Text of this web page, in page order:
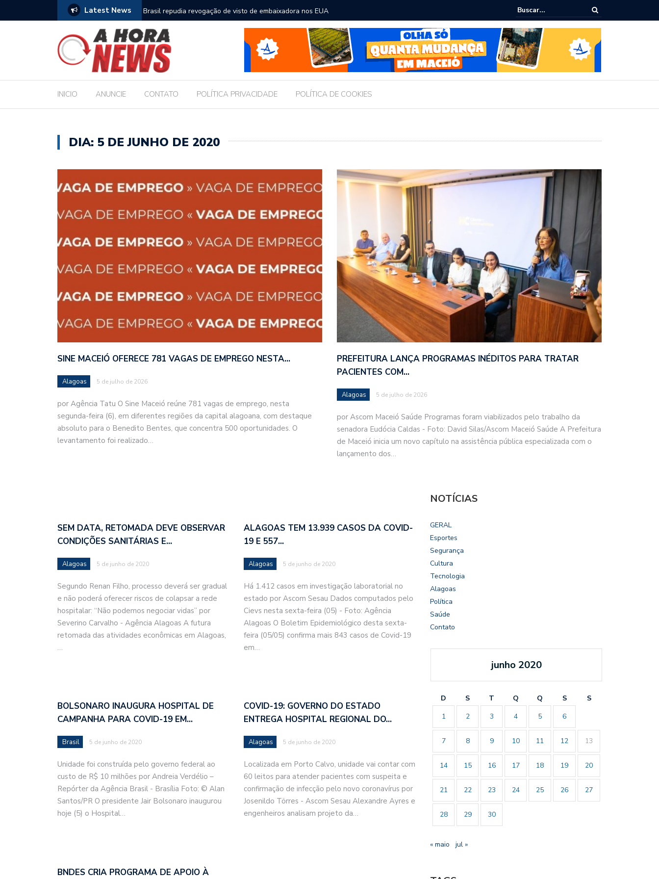
Latest News
e econômico da Maratona Brasil repudia revogação de visto de embaixadora nos EUA
Escola Massa transforma a educação e amplia horizontes para estudantes da
pública de Maceió
INICIO ANUNCIE CONTATO POLÍTICA PRIVACIDADE POLÍTICA DE COOKIES
DIA: 5 DE JUNHO DE 2020
SINE MACEIÓ OFERECE 781 VAGAS DE EMPREGO NESTA…
Alagoas 5 de julho de 2026
por Agência Tatu O Sine Maceió reúne 781 vagas de emprego, nesta
segunda-feira (6), em diferentes regiões da capital alagoana, com destaque
absoluto para o Benedito Bentes, que concentra 500 oportunidades. O
levantamento foi realizado…
PREFEITURA LANÇA PROGRAMAS INÉDITOS PARA TRATAR
PACIENTES COM…
Alagoas 5 de julho de 2026
por Ascom Maceió Saúde Programas foram viabilizados pelo trabalho da
senadora Eudócia Caldas - Foto: David Silas/Ascom Maceió Saúde A Prefeitura
de Maceió inicia um novo capítulo na assistência pública especializada com o
lançamento dos…
SEM DATA, RETOMADA DEVE OBSERVAR
CONDIÇÕES SANITÁRIAS E…
Alagoas 5 de junho de 2020
Segundo Renan Filho, processo deverá ser gradual
e não poderá oferecer riscos de colapsar a rede
hospitalar: “Não podemos negociar vidas” por
Severino Carvalho - Agência Alagoas A futura
retomada das atividades econômicas em Alagoas,
…
ALAGOAS TEM 13.939 CASOS DA COVID-
19 E 557…
Alagoas 5 de junho de 2020
Há 1.412 casos em investigação laboratorial no
estado por Ascom Sesau Dados computados pelo
Cievs nesta sexta-feira (05) - Foto: Agência
Alagoas O Boletim Epidemiológico desta sexta-
feira (05/05) confirma mais 843 casos de Covid-19
em…
BOLSONARO INAUGURA HOSPITAL DE
CAMPANHA PARA COVID-19 EM…
Brasil 5 de junho de 2020
Unidade foi construída pelo governo federal ao
custo de R$ 10 milhões por Andreia Verdélio –
Repórter da Agência Brasil - Brasília Foto: © Alan
Santos/PR O presidente Jair Bolsonaro inaugurou
hoje (5) o Hospital…
COVID-19: GOVERNO DO ESTADO
ENTREGA HOSPITAL REGIONAL DO…
Alagoas 5 de junho de 2020
Localizada em Porto Calvo, unidade vai contar com
60 leitos para atender pacientes com suspeita e
confirmação de infecção pelo novo coronavírus por
Josenildo Törres - Ascom Sesau Alexandre Ayres e
engenheiros analisam projeto da…
BNDES CRIA PROGRAMA DE APOIO À
NOTÍCIAS
GERAL
Esportes
Segurança
Cultura
Tecnologia
Alagoas
Política
Saúde
Contato
junho 2020
D S T Q Q S
S
1
2 3 4 5 6
7 8 9 10 11 12 13
14 15 16 17 18 19 20
21 22 23 24 25 26 27
28 29 30
« maio jul »